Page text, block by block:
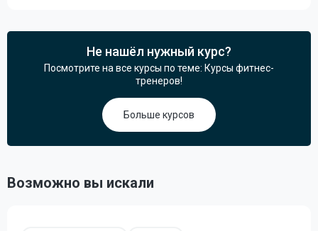
Не нашёл нужный курс?
Посмотрите на все курсы по теме: Курсы фитнес-
тренеров!
Больше курсов
Возможно вы искали